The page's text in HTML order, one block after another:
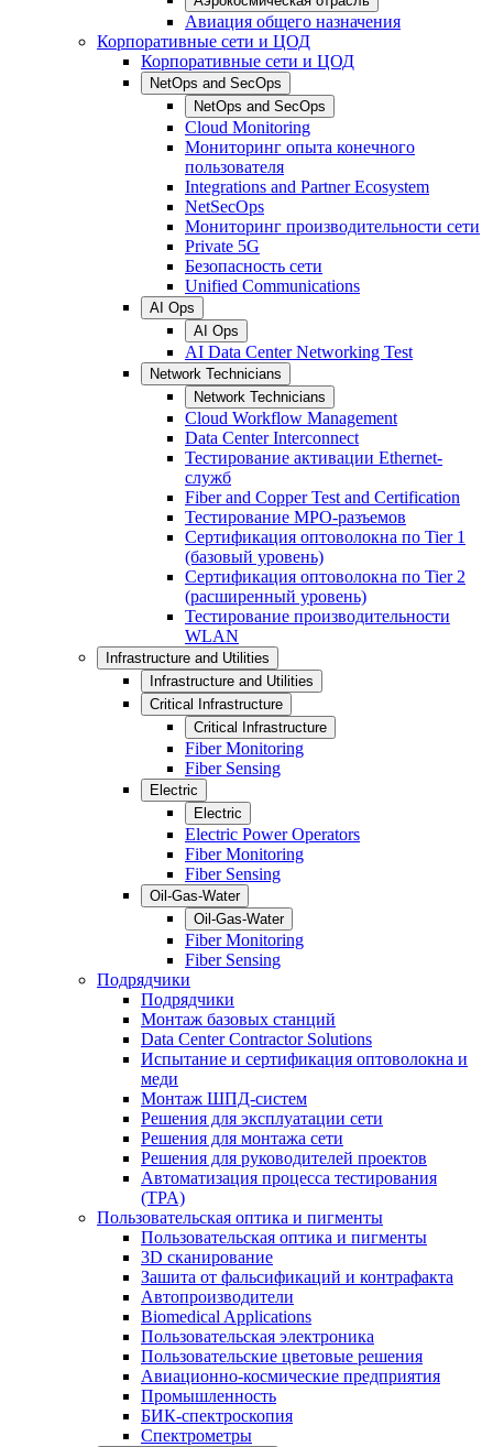
Авиация общего назначения
Корпоративные сети и ЦОД
Корпоративные сети и ЦОД
NetOps and SecOps
NetOps and SecOps
Cloud Monitoring
Мониторинг опыта конечного
пользователя
Integrations and Partner Ecosystem
NetSecOps
Мониторинг производительности сети
Private 5G
Безопасность сети
Unified Communications
AI Ops
AI Ops
AI Data Center Networking Test
Network Technicians
Network Technicians
Cloud Workflow Management
Data Center Interconnect
Тестирование активации Ethernet-
служб
Fiber and Copper Test and Certification
Тестирование МРО-разъемов
Сертификация оптоволокна по Tier 1
(базовый уровень)
Сертификация оптоволокна по Tier 2
(расширенный уровень)
Тестирование производительности
WLAN
Infrastructure and Utilities
Infrastructure and Utilities
Critical Infrastructure
Critical Infrastructure
Fiber Monitoring
Fiber Sensing
Electric
Electric
Electric Power Operators
Fiber Monitoring
Fiber Sensing
Oil-Gas-Water
Oil-Gas-Water
Fiber Monitoring
Fiber Sensing
Подрядчики
Подрядчики
Монтаж базовых станций
Data Center Contractor Solutions
Испытание и сертификация оптоволокна и
меди
Монтаж ШПД-систем
Решения для эксплуатации сети
Решения для монтажа сети
Решения для руководителей проектов
Автоматизация процесса тестирования
(TPA)
Пользовательская оптика и пигменты
Пользовательская оптика и пигменты
3D сканирование
Зашита от фальсификаций и контрафакта
Автопроизводители
Biomedical Applications
Пользовательская электроника
Пользовательские цветовые решения
Авиационно-космические предприятия
Промышленность
БИК-спектроскопия
Спектрометры